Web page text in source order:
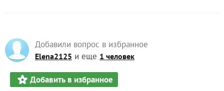
Добавили вопрос в избранное
Elena2125 и еще 1 человек
Добавить в избранное